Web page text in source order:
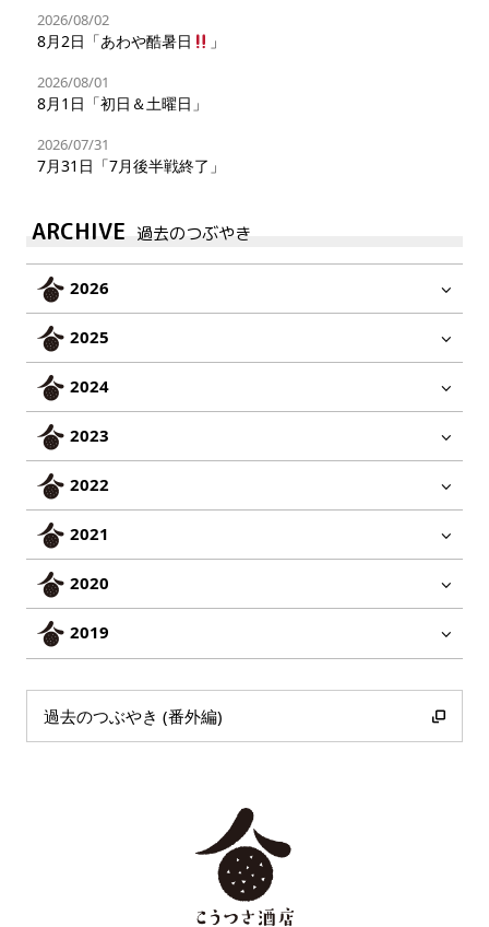
2026/08/02
8月2日「あわや酷暑日 」
2026/08/01
8月1日「初日＆土曜日」
2026/07/31
7月31日「7月後半戦終了」
ARCHIVE 過去のつぶやき
2026
2025
2024
2023
2022
2021
2020
2019
過去のつぶやき (番外編)